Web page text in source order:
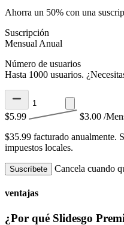
Ahorra un 50% con una
Suscripción
Mensual Anual
Número de usuarios
Hasta 1000 usuarios.
$5.99 $3.00 /
$35.99 facturado anualmente.
impuestos locales.
Suscríbete Cancela cuando
ventajas
¿Por qué Slidesgo